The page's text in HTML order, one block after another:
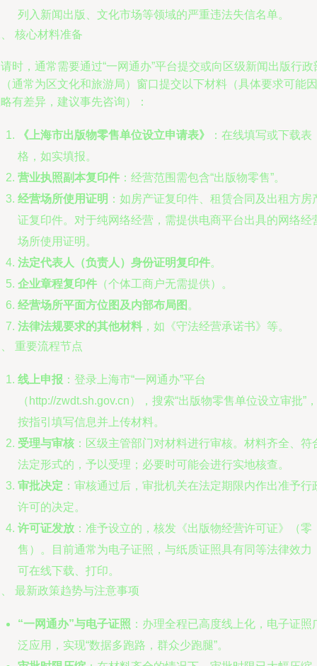
列入新闻出版、文化市场等领域的严重违法失信名单。
核心材料准备
时，通常需要通过“一网通办”平台提交或向区级新闻出版行政
通常为区文化和旅游局）窗口提交以下材料（具体要求可能因
有差异，建议事先咨询）：
《上海市出版物零售单位设立申请表》
：在线填写或下载表
格，如实填报。
营业执照副本复印件 ：经营范围需包含“出版物零售”。
经营场所使用证明 ：如房产证复印件、租赁合同及出租方房
证复印件。对于纯网络经营，需提供电商平台出具的网络经
场所使用证明。
法定代表人（负责人）身份证明复印件。
企业章程复印件 （个体工商户无需提供）。
经营场所平面方位图及内部布局图 。
法律法规要求的其他材料 ，如《守法经营承诺书》等。
重要流程节点
线上申报 ：登录上海市“一网通办”平台
（http://zwdt.sh.gov.cn），搜索“出版物零售单位设立审批”，
按指引填写信息并上传材料。
受理与审核 ：区级主管部门对材料进行审核。材料齐全、符
法定形式的，予以受理；必要时可能会进行实地核查。
审批决定 ：审核通过后，审批机关在法定期限内作出准予行
许可的决定。
许可证发放 ：准予设立的，核发《出版物经营许可证》（零
售）。目前通常为电子证照，与纸质证照具有同等法律效力
可在线下载、打印。
最新政策趋势与注意事项
“一网通办”与电子证照 ：办理全程已高度线上化，电子证照
泛应用，实现“数据多跑路，群众少跑腿”。